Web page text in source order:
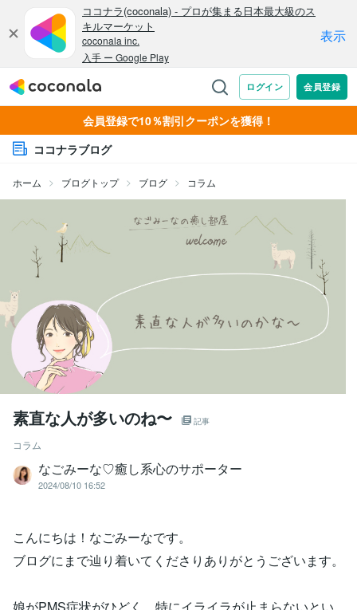
会員登録で10％割引クーポンを獲得！
ココナラブログ
ホーム ブログトップ ブログ コラム
素直な人が多いのね〜 記事
コラム
なごみーな♡癒し系心のサポーター
2024/08/10 16:52
こんにちは！なごみーなです。
ブログにまで辿り着いてくださりありがとうございます。
娘がPMS症状がひどく、特にイライラが止まらないとい